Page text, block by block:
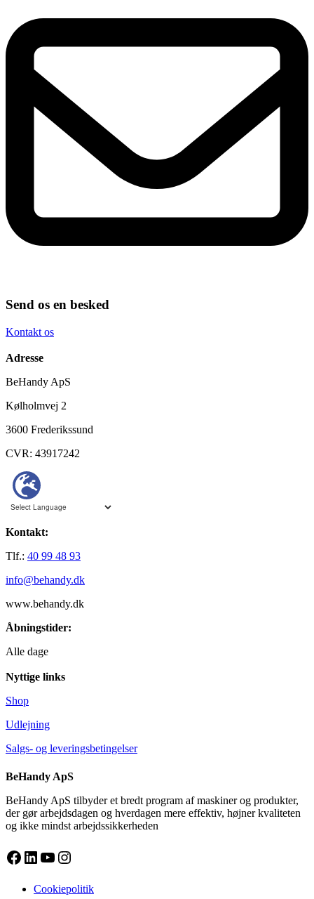
Send os en besked
Kontakt os
Adresse
BeHandy ApS
Kølholmvej 2
3600 Frederikssund
CVR: 43917242
Kontakt:
Tlf.: 40 99 48 93
info@behandy.dk
www.behandy.dk
Åbningstider:
Alle dage
Nyttige links
Shop
Udlejning
Salgs- og leveringsbetingelser
BeHandy ApS
BeHandy ApS tilbyder et bredt program af maskiner og produkter,
der gør arbejdsdagen og hverdagen mere effektiv, højner kvaliteten
og ikke mindst arbejdssikkerheden
Facebook
LinkedIn
YouTube
Instagram
Cookiepolitik